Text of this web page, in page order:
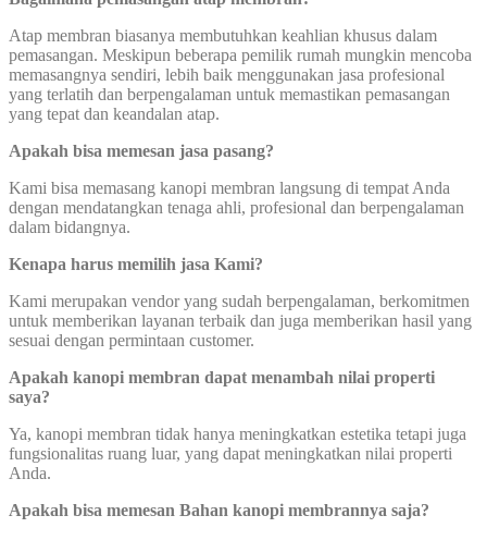
Atap membran biasanya membutuhkan keahlian khusus dalam
pemasangan. Meskipun beberapa pemilik rumah mungkin mencoba
memasangnya sendiri, lebih baik menggunakan jasa profesional
yang terlatih dan berpengalaman untuk memastikan pemasangan
yang tepat dan keandalan atap.
Apakah bisa memesan jasa pasang?
Kami bisa memasang kanopi membran langsung di tempat Anda
dengan mendatangkan tenaga ahli, profesional dan berpengalaman
dalam bidangnya.
Kenapa harus memilih jasa Kami?
Kami merupakan vendor yang sudah berpengalaman, berkomitmen
untuk memberikan layanan terbaik dan juga memberikan hasil yang
sesuai dengan permintaan customer.
Apakah kanopi membran dapat menambah nilai properti
saya?
Ya, kanopi membran tidak hanya meningkatkan estetika tetapi juga
fungsionalitas ruang luar, yang dapat meningkatkan nilai properti
Anda.
Apakah bisa memesan Bahan kanopi membrannya saja?